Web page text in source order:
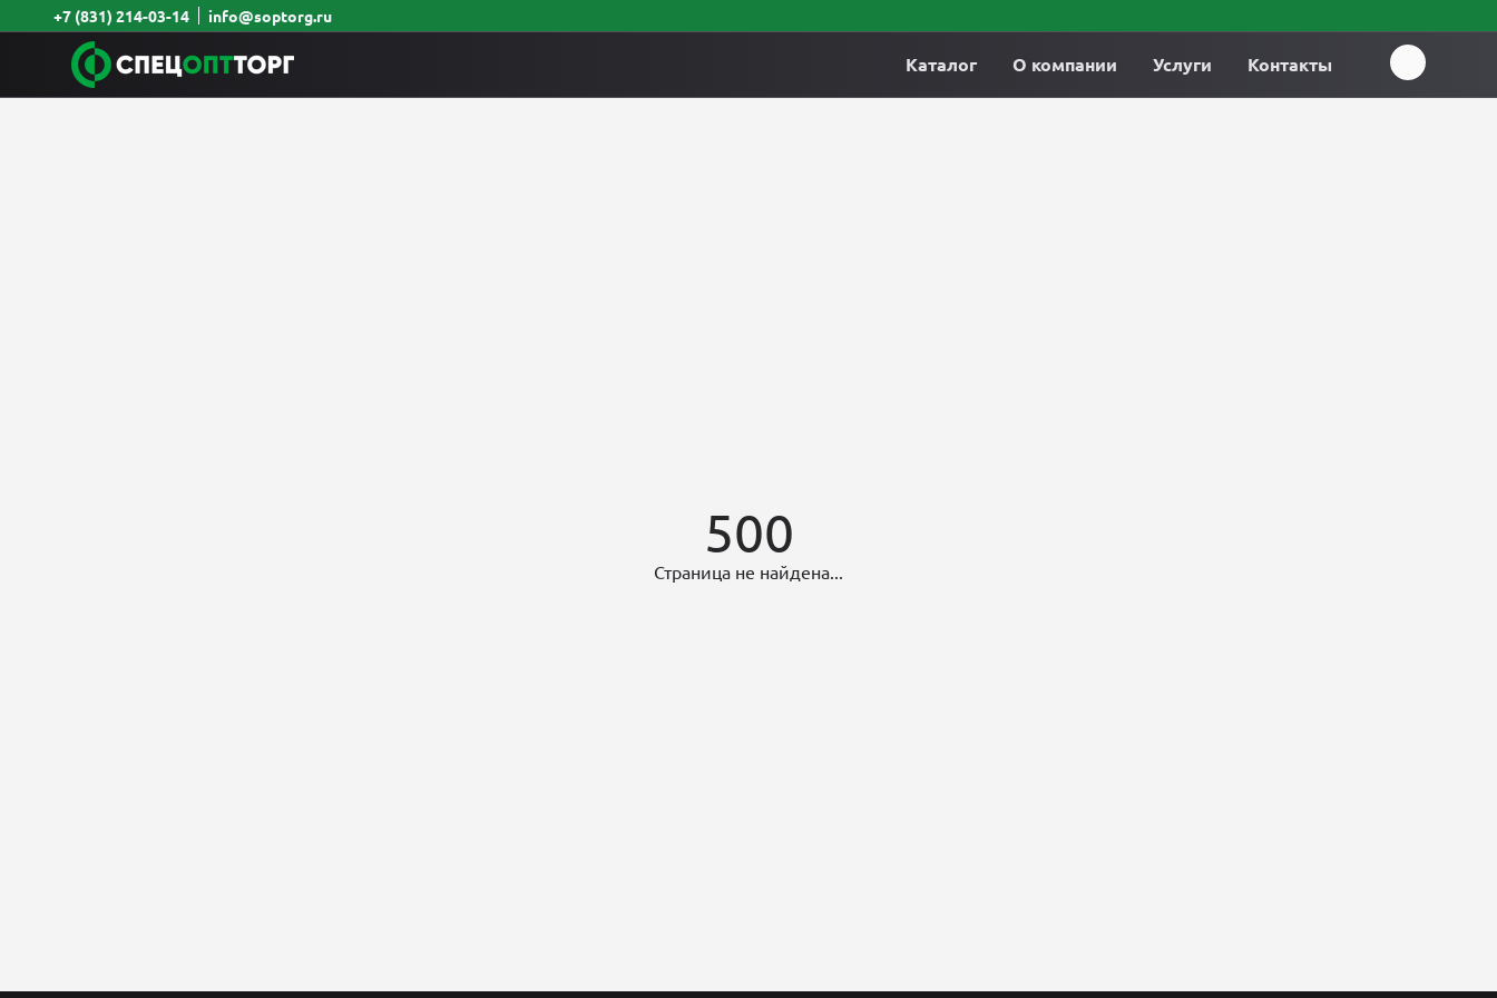
+7 (831) 214-03-14 info@soptorg.ru
Каталог О компании Услуги Контакты
500
Страница не найдена...